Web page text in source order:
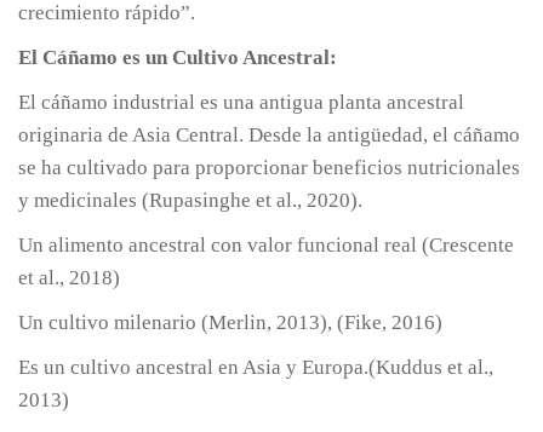
crecimiento rápido”.
El Cáñamo es un Cultivo Ancestral:
El cáñamo industrial es una antigua planta ancestral
originaria de Asia Central. Desde la antigüedad, el cáñamo
se ha cultivado para proporcionar beneficios nutricionales
y medicinales (Rupasinghe et al., 2020).
Un alimento ancestral con valor funcional real (Crescente
et al., 2018)
Un cultivo milenario (Merlin, 2013), (Fike, 2016)
Es un cultivo ancestral en Asia y Europa.(Kuddus et al.,
2013)